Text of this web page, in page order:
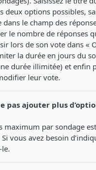
deux options possibles,
le champ des
le nombre de réponses
lors de son vote dans «
la durée en jours du
durée illimitée) et enfin
leur vote.
pas ajouter plus
maximum par sondage
vous avez besoin
le.